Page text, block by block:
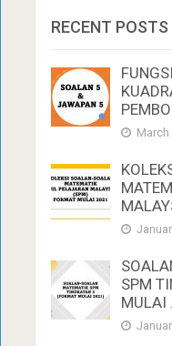
RECENT POSTS
March
SPM
MULAI